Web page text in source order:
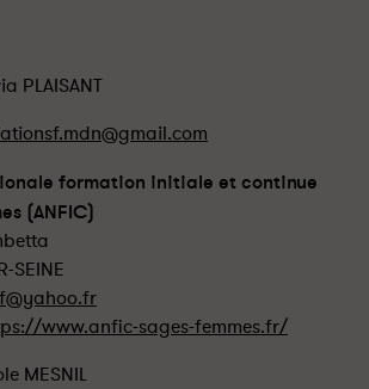
PLAISANT
formation initiale et continue
(ANFIC)
SEINE
www.anfic-sages-femmes.fr/
MESNIL